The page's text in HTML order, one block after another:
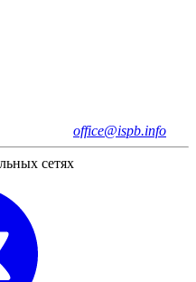
office@ispb.info
сетях